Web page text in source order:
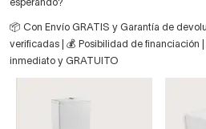
esperando?
📦 Con Envío GRATIS y Garantía de
verificadas | 💰 Posibilidad de financiación
inmediato y GRATUITO